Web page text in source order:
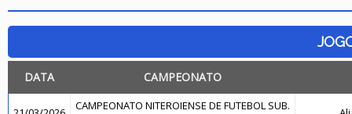
DATA CAMPEONATO
CAMPEONATO NITEROIENSE DE FUTEBOL SUB.